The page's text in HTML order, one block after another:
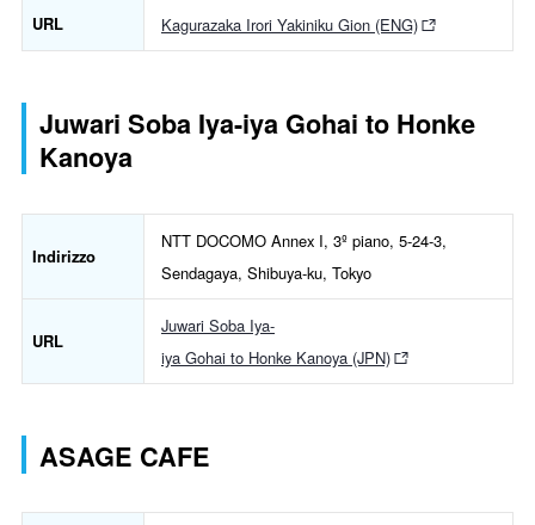
URL Kagurazaka Irori Yakiniku Gion (ENG)
Juwari Soba Iya-iya Gohai to Honke
Kanoya
Indirizzo
NTT DOCOMO Annex I, 3º piano, 5-24-3,
Sendagaya, Shibuya-ku, Tokyo
URL
Juwari Soba Iya-
iya Gohai to Honke Kanoya (JPN)
ASAGE CAFE